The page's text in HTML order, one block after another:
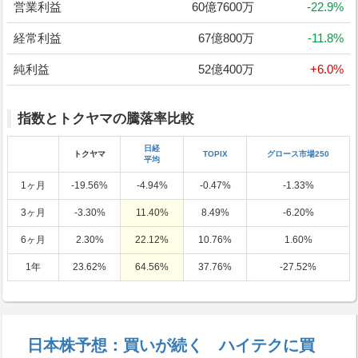
営業利益 60億7600万 -22.9%
経常利益 67億800万 -11.8%
純利益 52億400万 +6.0%
指数とトクヤマの騰落率比較
トクヤマ
日経
平均
TOPIX グロース市場250
1ヶ月 -19.56% -4.94% -0.47% -1.33%
3ヶ月 -3.30% 11.40% 8.49% -6.20%
6ヶ月 2.30% 22.12% 10.76% 1.60%
1年 23.62% 64.56% 37.76% -27.52%
日本株予想：買いが続く ハイテクに買